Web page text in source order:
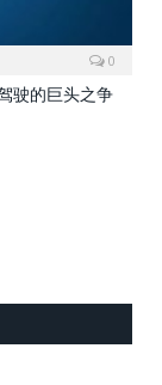
0
驶的巨头之争